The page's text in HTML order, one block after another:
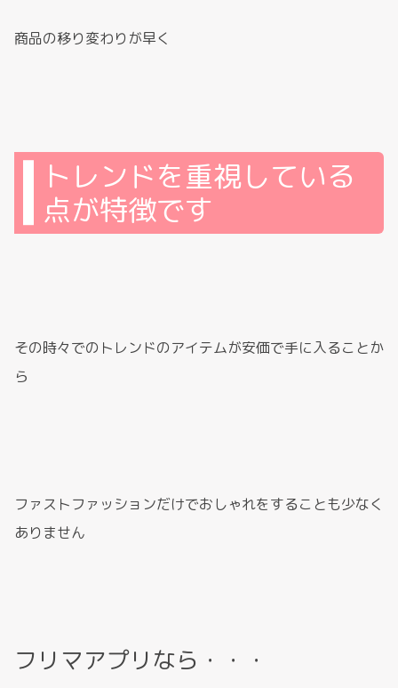
商品の移り変わりが早く
トレンドを重視している
点が特徴です
その時々でのトレンドのアイテムが安価で手に入ることか
ら
ファストファッションだけでおしゃれをすることも少なく
ありません
フリマアプリなら・・・